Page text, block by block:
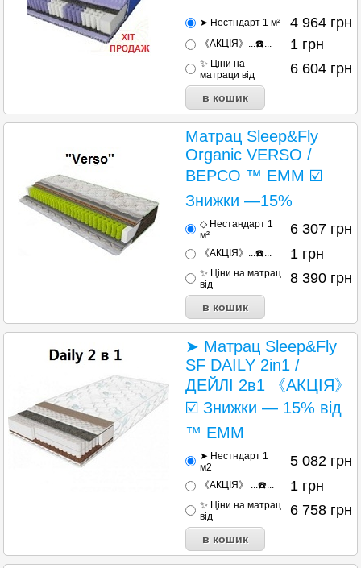
➤ Нестндарт 1 м² 4 964 грн
《АКЦІЯ》...☎️... 1 грн
✨ Ціни на
матраци від
6 604 грн
Матрац Sleep&Fly
Organic VERSO /
ВЕРСО ™ ЕММ ☑️
Знижки —15%
◇ Нестандарт 1
м²
6 307 грн
《АКЦІЯ》...☎️... 1 грн
✨ Ціни на матрац
від
8 390 грн
➤ Матрац Sleep&Fly
SF DAILY 2in1 /
ДЕЙЛІ 2в1 《АКЦІЯ》
☑️ Знижки — 15% від
™ ЕММ
➤ Нестндарт 1
м2
5 082 грн
《АКЦІЯ》 ...☎️... 1 грн
✨ Ціни на матрац
від
6 758 грн